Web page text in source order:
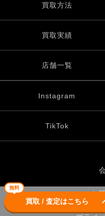
無料
買取 / 査定はこちら
買取方法
買取実績
店舗一覧
Instagram
TikTok
お